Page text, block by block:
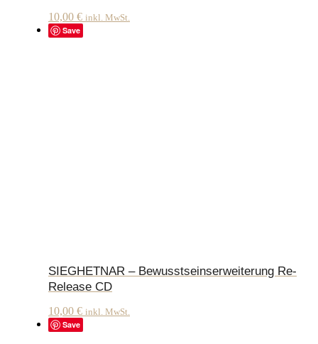
10,00 € inkl. MwSt.
Save
SIEGHETNAR – Bewusstseinserweiterung Re-
Release CD
10,00 € inkl. MwSt.
Save